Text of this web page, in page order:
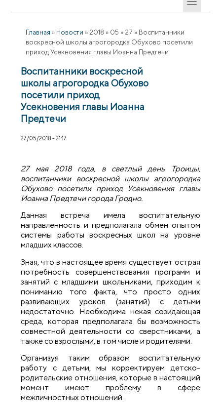
Главная » Новости » 2018 » 05 » 27 » Воспитанники
воскресной школы агрогородка Обухово посетили
приход Усекновения главы Иоанна Предтечи
Воспитанники воскресной
школы агрогородка Обухово
посетили приход
Усекновения главы Иоанна
Предтечи
27/05/2018 - 21:17
27 мая 2018 года, в светлый день Троицы,
воспитанники воскресной школы агрогородка
Обухово посетили приход Усекновения главы
Иоанна Предтечи города Гродно.
Данная встреча имела воспитательную
направленность и предполагала обмен опытом
системы работы воскресных школ на уровне
младших классов.
Зная, что в настоящее время существует острая
потребность совершенствования программ и
занятий с младшими школьниками, приходим к
пониманию того факта, что просто одних
развивающих уроков (занятий) с детьми
недостаточно. Необходима некая созидающая
среда, которая предполагала бы возможность
совместной деятельности со сверстниками, а
также со взрослыми, в том числе и родителями.
Организуя таким образом воспитательную
работу с детьми, мы корректируем детско-
родительские отношения, которые в настоящий
момент имеют проблему в сфере
межличностных отношений.